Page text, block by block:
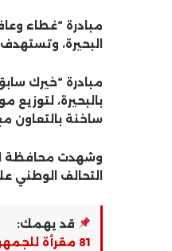
مبادرة “غطاء
البحيرة، وتستهدف 40 ألف شخص بقرى وعزب مركز الرحمانية.
مبادرة “خيرك
بالبحيرة،
ساخنة بالتعاون
وشهدت محافظة
التحالف الوطني
قد يهمك:
81 مقرأة للجمهور تستقبل أهل القرآن بمساجد القليوبية.. صور